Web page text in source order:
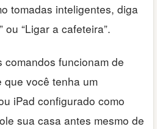
tomadas inteligentes, diga
ou “Ligar a cafeteira”.
comandos funcionam de
que você tenha um
iPad configurado como
sua casa antes mesmo de